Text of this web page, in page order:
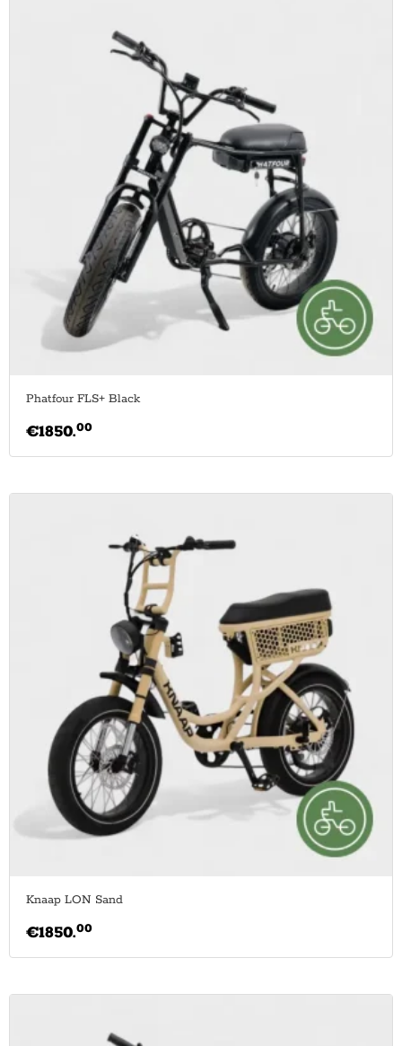
Phatfour FLS+ Black
€1850.00
Knaap LON Sand
€1850.00